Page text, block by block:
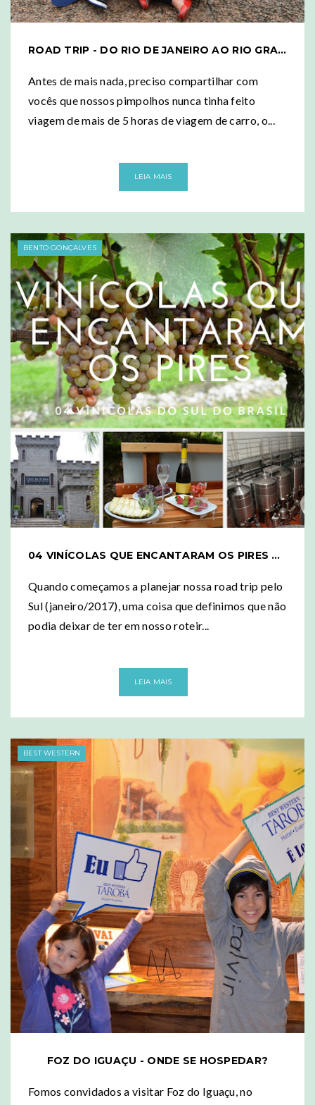
ROAD TRIP - DO RIO DE JANEIRO AO RIO GRANDE DO SUL COM CRIANÇAS
Antes de mais nada, preciso compartilhar com
vocês que nossos pimpolhos nunca tinha feito
viagem de mais de 5 horas de viagem de carro, o...
LEIA MAIS
BENTO GONÇALVES
04 VINÍCOLAS QUE ENCANTARAM OS PIRES NO SUL DO BRASIL
Quando começamos a planejar nossa road trip pelo
Sul (janeiro/2017), uma coisa que definimos que não
podia deixar de ter em nosso roteir...
LEIA MAIS
BEST WESTERN
FOZ DO IGUAÇU - ONDE SE HOSPEDAR?
Fomos convidados a visitar Foz do Iguaçu, no